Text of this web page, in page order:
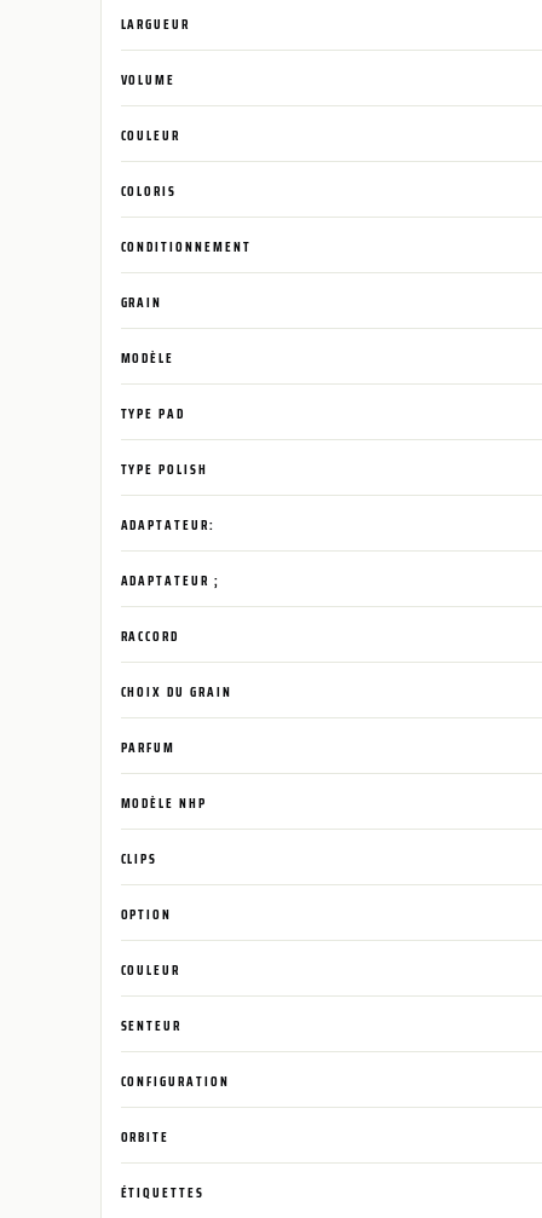
LARGUEUR
VOLUME
COULEUR
COLORIS
CONDITIONNEMENT
GRAIN
MODÈLE
TYPE PAD
TYPE POLISH
ADAPTATEUR:
ADAPTATEUR ;
RACCORD
CHOIX DU GRAIN
PARFUM
MODÈLE NHP
CLIPS
OPTION
COULEUR
SENTEUR
CONFIGURATION
ORBITE
ÉTIQUETTES